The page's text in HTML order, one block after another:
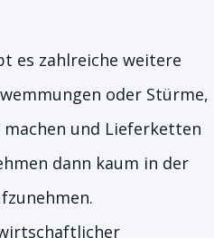
es zahlreiche weitere
oder Stürme,
und Lieferketten
dann kaum in der